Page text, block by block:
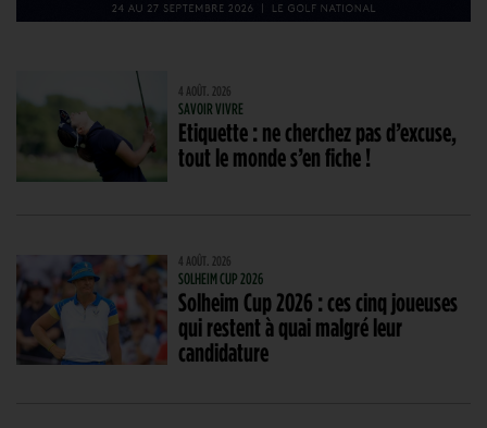
4 AOÛT. 2026
SAVOIR VIVRE
Etiquette : ne cherchez pas d’excuse,
tout le monde s’en fiche !
4 AOÛT. 2026
SOLHEIM CUP 2026
Solheim Cup 2026 : ces cinq joueuses
qui restent à quai malgré leur
candidature